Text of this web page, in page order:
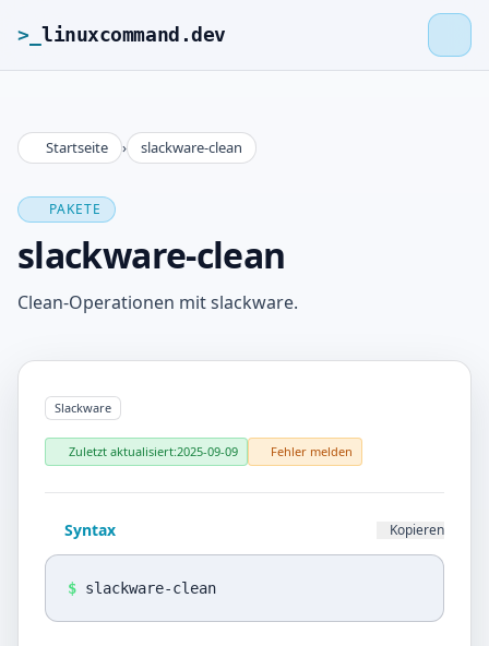
>_ linuxcommand.dev
>_linuxcommand.dev
Roadmap
Kontakt
Impressum
Datenschutz
DE EN
Startseite › slackware-clean
PAKETE
slackware-clean
Clean-Operationen mit slackware.
Slackware
Zuletzt aktualisiert:2025-09-09 Fehler melden
Syntax Kopieren
$ slackware-clean